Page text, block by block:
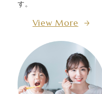
す。
View More